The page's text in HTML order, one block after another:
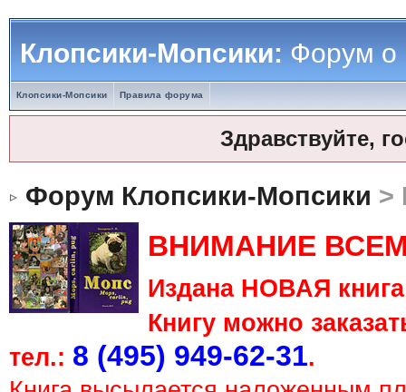
Клопсики-Мопсики:Форум о
Клопсики-Мопсики Правила форума
Здравствуйте,
Форум Клопсики-Мопсики >
ВНИМАНИЕ
Издана НОВАЯ
Книгу можно
тел.: 8 (495) 949-62-31.